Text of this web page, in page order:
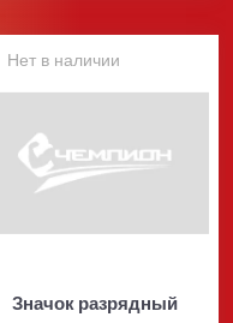
Нет в наличии
Значок разрядный